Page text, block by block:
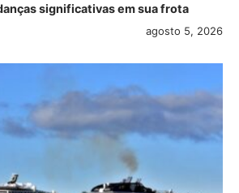
significativas em sua frota
agosto 5, 2026